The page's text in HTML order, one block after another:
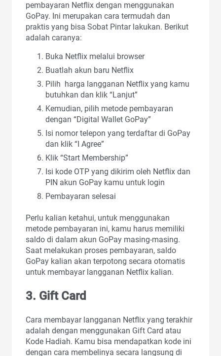
pembayaran Netflix dengan menggunakan
GoPay. Ini merupakan cara termudah dan
praktis yang bisa Sobat Pintar lakukan. Berikut
adalah caranya:
Buka Netflix melalui browser
Buatlah akun baru Netflix
Pilih harga langganan Netflix yang kamu
butuhkan dan klik “Lanjut”
Kemudian, pilih metode pembayaran
dengan “Digital Wallet GoPay”
Isi nomor telepon yang terdaftar di GoPay
dan klik “I Agree”
Klik “Start Membership”
Isi kode OTP yang dikirim oleh Netflix dan
PIN akun GoPay kamu untuk login
Pembayaran selesai
Perlu kalian ketahui, untuk menggunakan
metode pembayaran ini, kamu harus memiliki
saldo di dalam akun GoPay masing-masing.
Saat melakukan proses pembayaran, saldo
GoPay kalian akan terpotong secara otomatis
untuk membayar langganan Netflix kalian.
3. Gift Card
Cara membayar langganan Netflix yang terakhir
adalah dengan menggunakan Gift Card atau
Kode Hadiah. Kamu bisa mendapatkan kode ini
dengan cara membelinya secara langsung di